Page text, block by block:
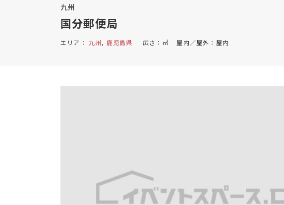
九州
国分郵便局
エリア： 九州, 鹿児島県 広さ： ㎡ 屋内／屋外： 屋内